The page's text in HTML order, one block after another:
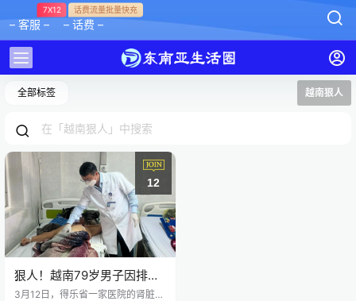
– 客服 –
7X12
– 话费 –
话费流量批量快充
全部标签 越南狠人
12
狠人！越南79岁男子因排尿
困难用利器割掉了自己的生
3月12日，得乐省一家医院的肾脏外